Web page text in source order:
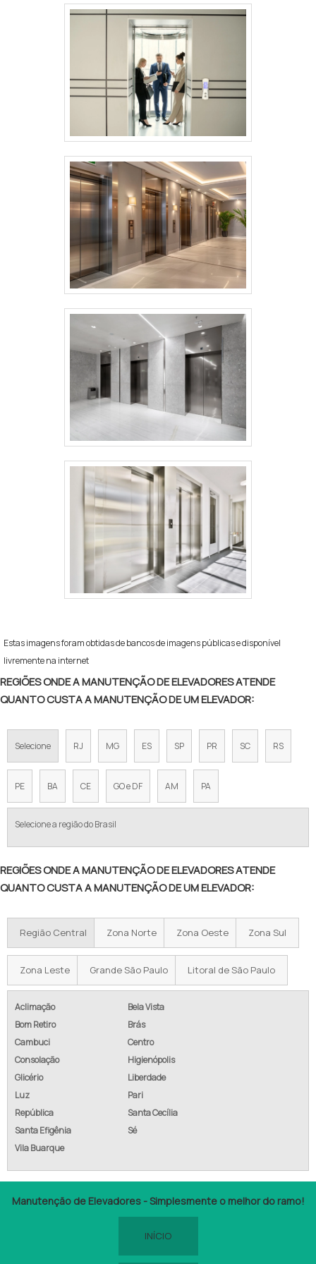
de alta qualidade onde são realizadas as
atividades; 10 anos de experiência;
Equipamentos de última
geração. GARANTIA DE QUALIDADE
COMPROVADANa Elevapro Elevadores tem
o que há de melhor no mercado de
modernização estética de elevadores.
Prezando pelo que há de mais moderno,
de elevadores e escadas rolantes e
manutenção e modernização de
equipamentos Atlas, Otis, Thyssen e
demais marcas.Isso se deve ao fato de ser
comprometida com os serviços e
inovadora, qualificações possíveis pelo
fato de a empresa possuir escritório de
alta qualidade onde são realizadas as
atividades e estrutura suficiente para
atender todas as demandas. Tudo isso,
somado a uma equipe com colaboradores
proativos e trabalhadores de alta
qualidade, garante uma entrega de
excelência de ponta a ponta..
Estas imagens foram obtidas de bancos de imagens públicas e disponível
livremente na internet
REGIÕES ONDE A MANUTENÇÃO DE ELEVADORES ATENDE
QUANTO CUSTA A MANUTENÇÃO DE UM ELEVADOR:
Selecione RJ MG ES SP PR SC RS
PE BA CE GO e DF AM PA
Selecione a região do Brasil
REGIÕES ONDE A MANUTENÇÃO DE ELEVADORES ATENDE
QUANTO CUSTA A MANUTENÇÃO DE UM ELEVADOR:
Região Central Zona Norte Zona Oeste Zona Sul
Zona Leste Grande São Paulo Litoral de São Paulo
Aclimação
Bela Vista
Bom Retiro
Brás
Cambuci
Centro
Consolação
Higienópolis
Glicério
Liberdade
Luz
Pari
República
Santa Cecília
Santa Efigênia
Sé
Vila Buarque
Manutenção de Elevadores - Simplesmente o melhor do ramo!
INÍCIO